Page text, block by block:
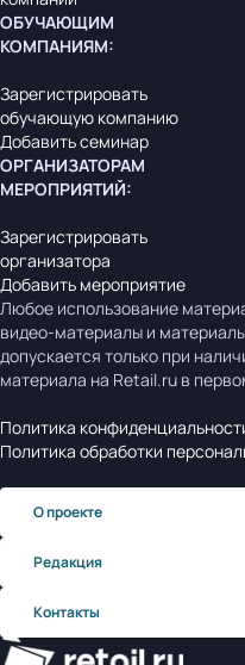
ОБУЧАЮЩИМ
КОМПАНИЯМ:
Зарегистрировать
обучающую компанию
Добавить семинар
ОРГАНИЗАТОРАМ
МЕРОПРИЯТИЙ:
Зарегистрировать
организатора
Добавить мероприятие
Любое использование
видео-материалы и
допускается только при
материала на Retail.ru в
Политика
Политика обработки
О проекте
Редакция
Контакты